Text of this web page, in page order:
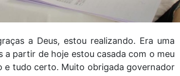
a Deus, estou realizando. Era uma
a partir de hoje estou casada com o meu
e tudo certo. Muito obrigada governador